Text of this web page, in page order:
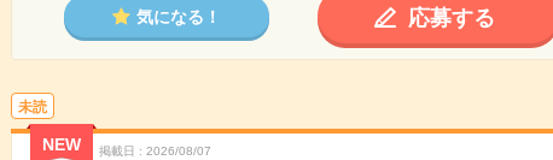
気になる！ 応募する
未読
NEW 掲載日 2026/08/07